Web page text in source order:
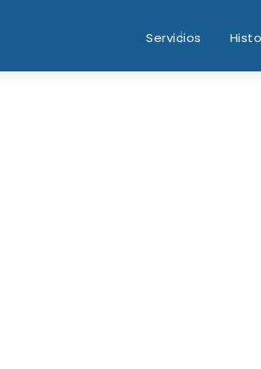
Servicios